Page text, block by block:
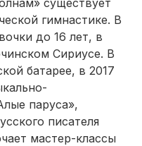
гимнастике. В
до 16 лет, в
Сириусе. В
батарее, в 2017
паруса»,
писателя
мастер-классы